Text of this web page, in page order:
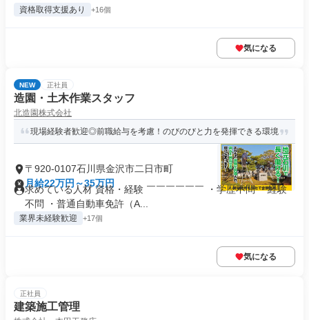
資格取得支援あり +16個
気になる
NEW 正社員
造園・土木作業スタッフ
北造園株式会社
現場経験者歓迎◎前職給与を考慮！のびのびと力を発揮できる環境
〒920-0107石川県金沢市二日市町
月給22万円～35万円
求めている人材 資格・経験 ￣￣￣￣￣￣ ・学歴不問 ・経験
不問 ・普通自動車免許（A...
業界未経験歓迎 +17個
気になる
正社員
建築施工管理